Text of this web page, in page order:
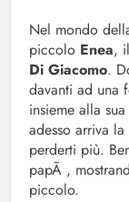
Nel mondo
piccolo Enea,
Di Giacomo.
davanti ad una
insieme alla
adesso arriva
perderti più.
papÃ ,
piccolo.